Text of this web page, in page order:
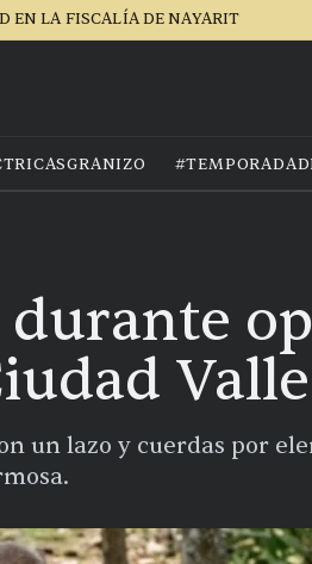
EN LA FISCALÍA DE NAYARIT
un lazo y cuerdas por